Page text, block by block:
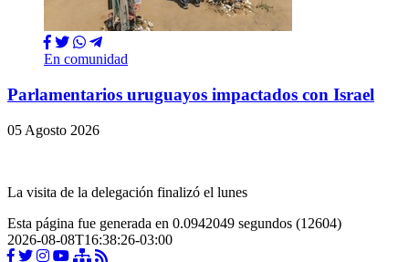
En comunidad
Parlamentarios uruguayos impactados con Israel
05 Agosto 2026
La visita de la delegación finalizó el lunes
Esta página fue generada en 0.0942049 segundos (12604)
2026-08-08T16:38:26-03:00